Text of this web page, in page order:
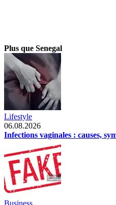
Plus que Senegal
Lifestyle
06.08.2026
Infections vaginales : causes,
Business